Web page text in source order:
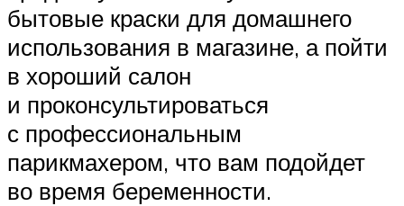
бытовые краски для домашнего
использования в магазине, а пойти
в хороший салон
и проконсультироваться
с профессиональным
парикмахером, что вам подойдет
во время беременности.